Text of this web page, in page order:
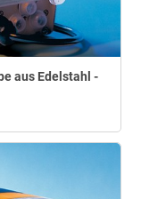
aus Edelstahl -